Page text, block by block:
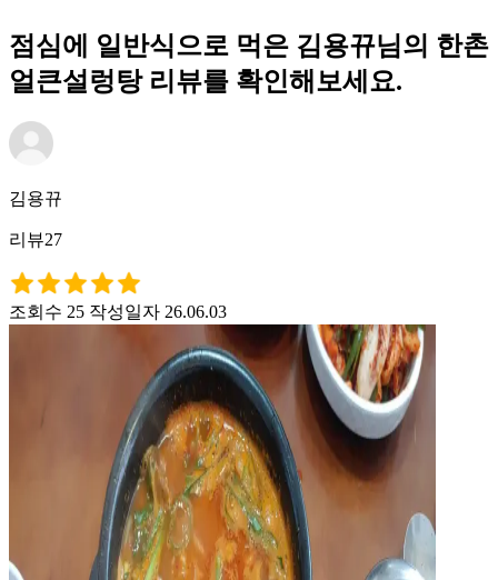
점심에 일반식으로 먹은 김용뀨님의 한촌
얼큰설렁탕 리뷰를 확인해보세요.
김용뀨
리뷰27
조회수 25 작성일자 26.06.03